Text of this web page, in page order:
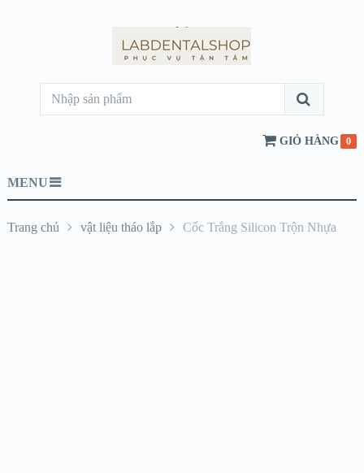
GIỎ HÀNG 0
MENU
Trang chủ vật liệu tháo lắp Cốc Trắng Silicon Trộn Nhựa